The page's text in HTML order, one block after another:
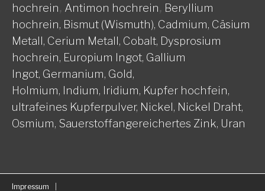
hochrein, Antimon hochrein, Beryllium
hochrein, Bismut (Wismuth), Cadmium, Cäsium
Metall, Cerium Metall, Cobalt, Dysprosium
hochrein, Europium Ingot, Gallium
Ingot, Germanium, Gold,
Holmium, Indium, Iridium, Kupfer hochfein,
ultrafeines Kupferpulver, Nickel, Nickel Draht,
Osmium, Sauerstoffangereichertes Zink, Uran
Impressum